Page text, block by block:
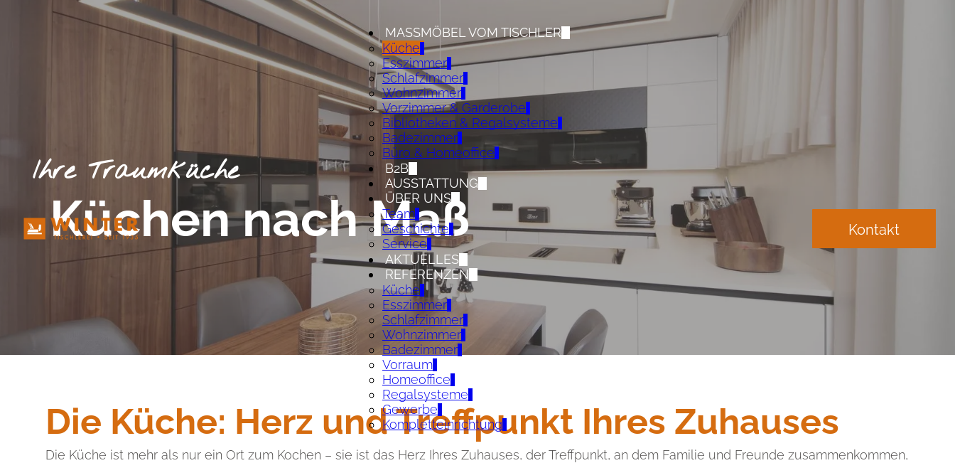
MASSMÖBEL VOM TISCHLER
Küche
Esszimmer
Schlafzimmer
Wohnzimmer
Vorzimmer & Garderobe
Bibliotheken & Regalsysteme
Badezimmer
Büro & Homeoffice
B2B
AUSSTATTUNG
ÜBER UNS
Team
Geschichte
Service
AKTUELLES
REFERENZEN
Küche
Esszimmer
Schlafzimmer
Wohnzimmer
Badezimmer
Vorraum
Homeoffice
Regalsysteme
Gewerbe
Kompletteinrichtung
Kontakt
Ihre Traumküche
Küchen nach Maß
Die Küche: Herz und Treffpunkt Ihres Zuhauses
Die Küche ist mehr als nur ein Ort zum Kochen – sie ist das Herz Ihres Zuhauses, der Treffpunkt, an dem Familie und Freunde zusammenkommen,